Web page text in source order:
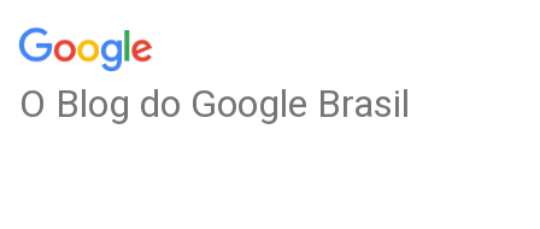
O Blog do Google Brasil